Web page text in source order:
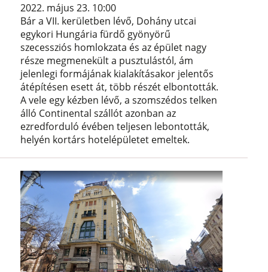
2022. május 23. 10:00
Bár a VII. kerületben lévő, Dohány utcai
egykori Hungária fürdő gyönyörű
szecessziós homlokzata és az épület nagy
része megmenekült a pusztulástól, ám
jelenlegi formájának kialakításakor jelentős
átépítésen esett át, több részét elbontották.
A vele egy kézben lévő, a szomszédos telken
álló Continental szállót azonban az
ezredforduló évében teljesen lebontották,
helyén kortárs hotelépületet emeltek.